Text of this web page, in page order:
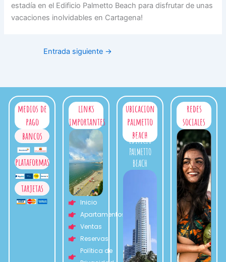
estadía en el Edificio Palmetto Beach para disfrutar de unas
vacaciones inolvidables en Cartagena!
Entrada siguiente →
medios de
pago
bancos
plataformas
tarjetas
links
importantes
Inicio
Apartamentos
Ventas
Reservas
Política de
ubicacion
palmetto
beach
EDIFICIO
PALMETTO
BEACH
redes
sociales